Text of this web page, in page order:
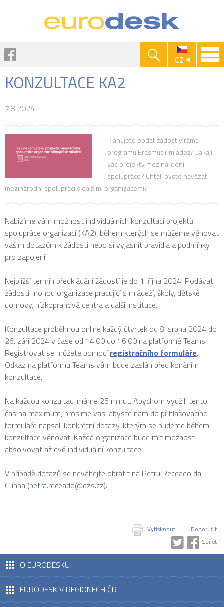
CZ
KONZULTACE KA2
7.8.2024
Plánujete podat žádost v rámci
programu Erasmus+ mládež? Lákají
vás projekty mezinárodní
spolupráce? Chtěli byste navázat
mezinárodní spolupráci s dalšími organizacemi?
Nabízíme vám možnost individuálních konzultací projektů
spolupráce organizací (KA2), během kterých se můžeme věnovat
vašim dotazům k žádosti nebo si vyjasnit pravidla a podmínky
pro zapojení.
Nejbližší termín předkládání žádostí je do 1. října 2024. Podávat
žádosti mohou organizace pracující s mládeží, školy, dětské
domovy, nízkoprahová centra a další instituce.
Konzultace proběhnou online každý čtvrtek od 8. srpna 2024 do
26. září 2024 v čase od 14:00 do 16:00 na platformě Teams.
Registrovat se můžete pomocíregistračního formuláře.
Odkaz na platformu Teams vám bude zaslán před konáním
konzultace.
Na každou konzultaci máme 25 minut. Abychom využili tento
čas na maximum, prosíme vás, abyste nám do přihlašovacího
formuláře napsali konkrétní dotazy, kterým se budeme během
konzultace věnovat. Každá organizace bude mít možnost
absolvovat až dvě individuální konzultace.
V případě dotazů se neváhejte obrátit na Petru Receado da
Cunha (petra.receado@dzs.cz).
Vytisknout
Doporučit
Sdílet
O EURODESKU
EURODESK V REGIONECH ČR